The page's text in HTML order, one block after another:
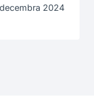
2024